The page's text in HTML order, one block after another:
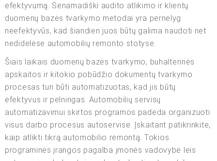
efektyvumą. Senamadiški audito atlikimo ir klientų
duomenų bazės tvarkymo metodai yra pernelyg
neefektyvūs, kad šiandien juos būtų galima naudoti net
nedidelėse automobilių remonto stotyse.
Šiais laikais duomenų bazės tvarkymo, buhalterinės
apskaitos ir kitokio pobūdžio dokumentų tvarkymo
procesas turi būti automatizuotas, kad jis būtų
efektyvus ir pelningas. Automobilių servisų
automatizavimui skirtos programos padeda organizuoti
visus darbo procesus autoservise. Įskaitant patikrinkite,
kaip atlikti tikrą automobilio remontą. Tokios
programinės įrangos pagalba įmonės vadovybė leis